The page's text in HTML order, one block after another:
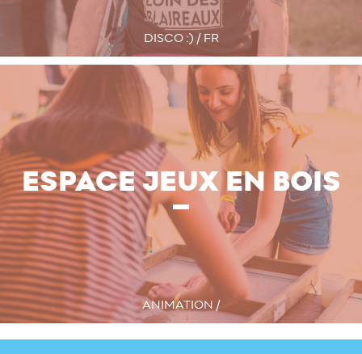
DISCO :) / FR
ESPACE JEUX EN BOIS
ANIMATION /